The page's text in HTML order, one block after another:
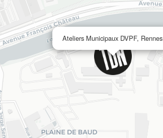
Ateliers Municipaux DVPF, Rennes